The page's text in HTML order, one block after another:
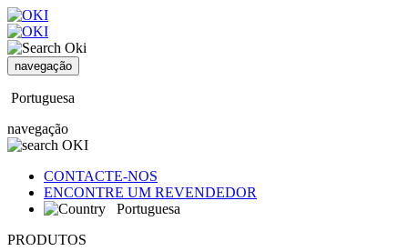
navegação
Portuguesa
navegação
CONTACTE-NOS
ENCONTRE UM REVENDEDOR
Portuguesa
PRODUTOS